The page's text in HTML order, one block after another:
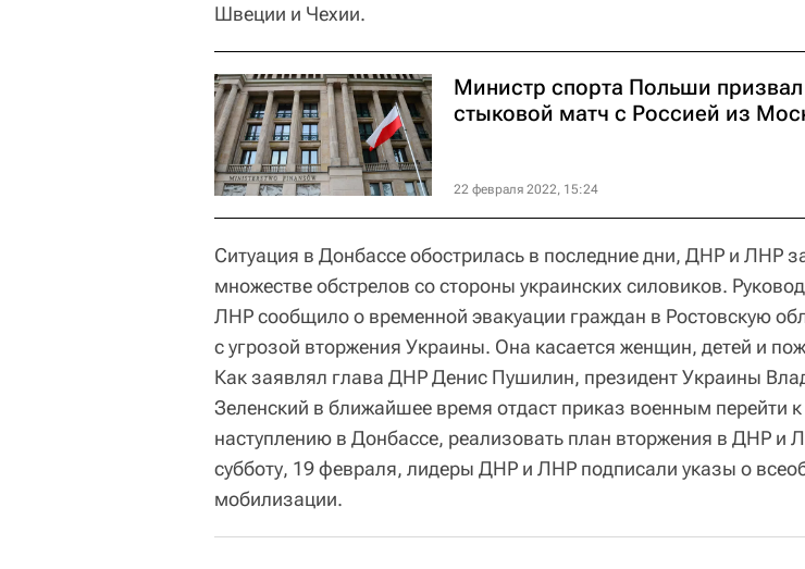
Швеции и Чехии.
Министр спорта Польши призвал
стыковой матч с Россией из
22 февраля 2022, 15:24
Ситуация в Донбассе обострилась в последние дни, ДНР и ЛНР
множестве обстрелов со стороны украинских силовиков.
ЛНР сообщило о временной эвакуации граждан в Ростовскую
с угрозой вторжения Украины. Она касается женщин, детей и
Как заявлял глава ДНР Денис Пушилин, президент Украины
Зеленский в ближайшее время отдаст приказ военным перейти к
наступлению в Донбассе, реализовать план вторжения в ДНР и
субботу, 19 февраля, лидеры ДНР и ЛНР подписали указы о
мобилизации.